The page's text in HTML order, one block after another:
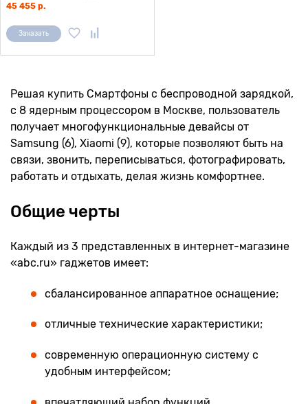
45 455 р.
Заказать
Решая купить Смартфоны с беспроводной зарядкой,
с 8 ядерным процессором в Москве, пользователь
получает многофункциональные девайсы от
Samsung (6), Xiaomi (9), которые позволяют быть на
связи, звонить, переписываться, фотографировать,
работать и отдыхать, делая жизнь комфортнее.
Общие черты
Каждый из 3 представленных в интернет-магазине
«abc.ru» гаджетов имеет:
сбалансированное аппаратное оснащение;
отличные технические характеристики;
современную операционную систему с
удобным интерфейсом;